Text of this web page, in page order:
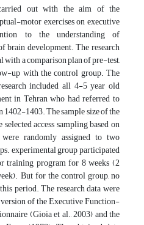
out with the aim of the
motor exercises on executive
to the understanding of
brain development. The research
a comparison plan of pre-test,
up with the control group. The
included all 4-5 year old
in Tehran who had referred to
1403. The sample size of the
access sampling based on
randomly assigned to two
experimental group participated
training program for 8 weeks (2
But for the control group, no
period. The research data were
of the Executive Function-
(Gioia et al., 2003) and the